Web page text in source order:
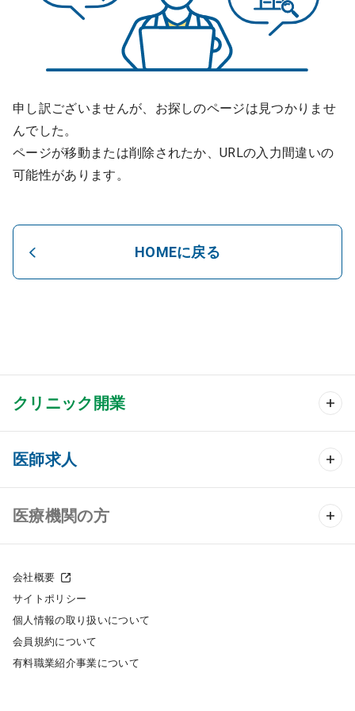
申し訳ございませんが、お探しのページは見つかりませ
んでした。
ページが移動または削除されたか、URLの入力間違いの
可能性があります。
HOMEに戻る
クリニック開業
クリニック開業 TOP
クリニック物件検索
クリニックの開業スタイル
クリニック開業までの流れ
開業支援事例
医師求人
医師求人 TOP
常勤求人検索
非常勤求人検索
スポット求人検索
医療機関の方
採用をお考えの医療機関の方
会社概要
サイトポリシー
個人情報の取り扱いについて
会員規約について
有料職業紹介事業について